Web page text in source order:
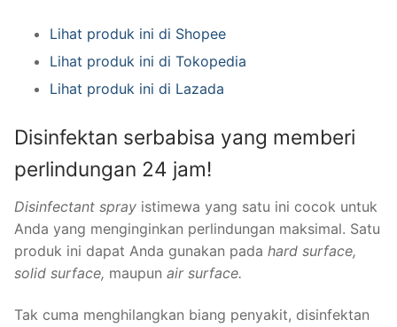
Lihat produk ini di Shopee
Lihat produk ini di Tokopedia
Lihat produk ini di Lazada
Disinfektan serbabisa yang memberi
perlindungan 24 jam!
Disinfectant spray istimewa yang satu ini cocok untuk
Anda yang menginginkan perlindungan maksimal. Satu
produk ini dapat Anda gunakan pada hard surface,
solid surface, maupun air surface.
Tak cuma menghilangkan biang penyakit, disinfektan